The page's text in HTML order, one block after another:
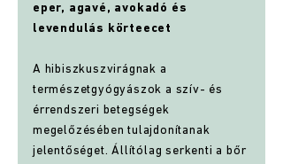
eper, agavé, avokadó és
levendulás körteecet
A hibiszkuszvirágnak a
természetgyógyászok a szív- és
érrendszeri betegségek
megelőzésében tulajdonítanak
jelentőséget. Állítólag serkenti a bőr